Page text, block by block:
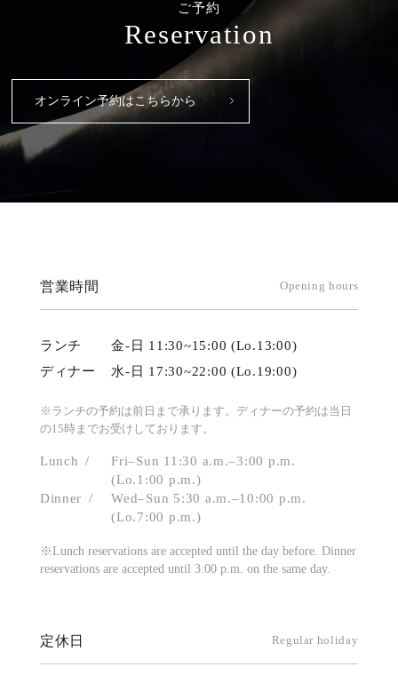
ご予約
Reservation
オンライン予約はこちらから
営業時間 Opening hours
ランチ
金-日 11:30~15:00 (Lo.13:00)
ディナー
水-日 17:30~22:00 (Lo.19:00)
※ランチの予約は前日まで承ります。ディナーの予約は当日
の15時までお受けしております。
Lunch
Fri–Sun 11:30 a.m.–3:00 p.m.
(Lo.1:00 p.m.)
Dinner
Wed–Sun 5:30 a.m.–10:00 p.m.
(Lo.7:00 p.m.)
※Lunch reservations are accepted until the day before. Dinner
reservations are accepted until 3:00 p.m. on the same day.
定休日 Regular holiday